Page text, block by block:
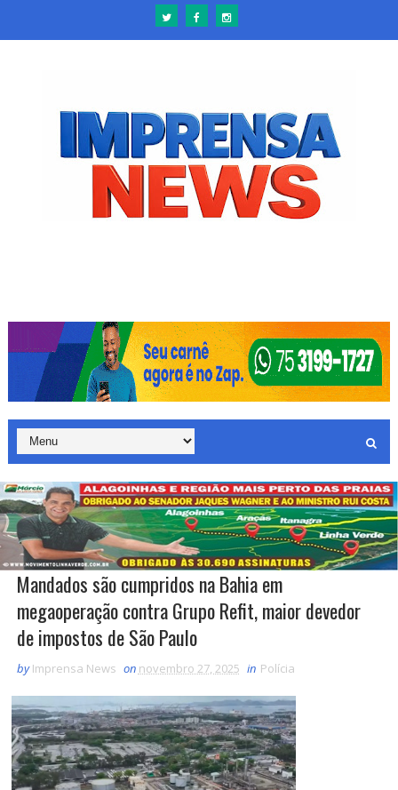
Mandados são cumpridos na Bahia em
megaoperação contra Grupo Refit, maior devedor
de impostos de São Paulo
by Imprensa News on novembro 27, 2025 in Polícia